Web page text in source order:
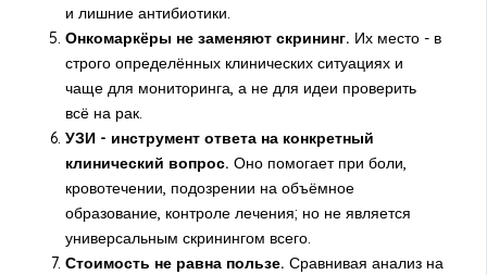
и лишние антибиотики.
Онкомаркёры не заменяют скрининг. Их место - в
строго определённых клинических ситуациях и
чаще для мониторинга, а не для идеи проверить
всё на рак.
УЗИ - инструмент ответа на конкретный
клинический вопрос. Оно помогает при боли,
кровотечении, подозрении на объёмное
образование, контроле лечения; но не является
универсальным скринингом всего.
Стоимость не равна пользе. Сравнивая анализ на